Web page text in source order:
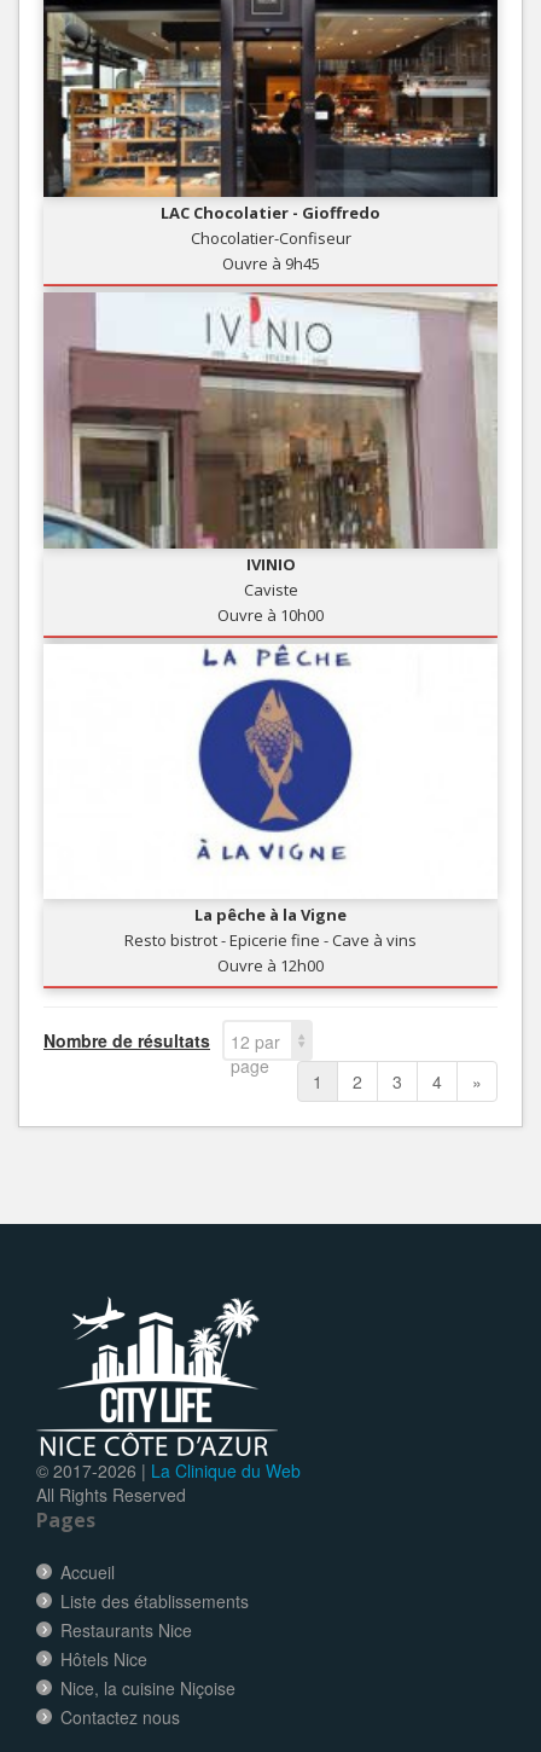
LAC Chocolatier - Gioffredo
Chocolatier-Confiseur
Ouvre à 9h45
IVINIO
Caviste
Ouvre à 10h00
La pêche à la Vigne
Resto bistrot - Epicerie fine - Cave à vins
Ouvre à 12h00
Nombre de résultats
12 par
page
1 2 3 4 »
© 2017-2026 | La Clinique du Web
All Rights Reserved
Pages
Accueil
Liste des établissements
Restaurants Nice
Hôtels Nice
Nice, la cuisine Niçoise
Contactez nous